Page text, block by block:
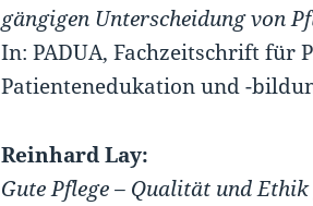
gängigen Unterscheidung von
In: PADUA, Fachzeitschrift für
Patientenedukation und -
Reinhard Lay:
Gute Pflege – Qualität und